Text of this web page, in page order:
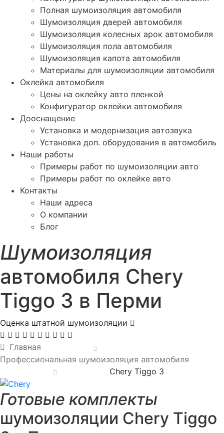
Полная шумоизоляция автомобиля
Шумоизоляция дверей автомобиля
Шумоизоляция колесных арок автомобиля
Шумоизоляция пола автомобиля
Шумоизоляция капота автомобиля
Материалы для шумоизоляции автомобиля
Оклейка автомобиля
Цены на оклейку авто пленкой
Конфигуратор оклейки автомобиля
Дооснащение
Установка и модернизация автозвука
Установка доп. оборудования в автомобиль
Наши работы
Примеры работ по шумоизоляции авто
Примеры работ по оклейке авто
Контакты
Наши адреса
О компании
Блог
Шумоизоляция
автомобиля Chery
Tiggo 3 в Перми
Оценка штатной шумоизоляции
Главная
Профессиональная шумоизоляция автомобиля
Chery Tiggo 3
Готовые комплекты
шумоизоляции Chery Tiggo